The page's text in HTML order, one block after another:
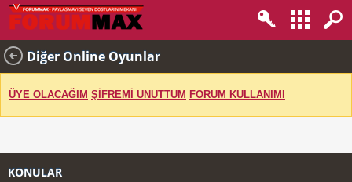
Diğer Online Oyunlar
ÜYE OLACAĞIM ŞİFREMİ UNUTTUM FORUM KULLANIMI
KONULAR